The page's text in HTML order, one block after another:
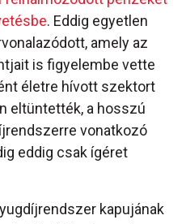
. Eddig egyetlen
amely az
is figyelembe vette
életre hívott szektort
eltüntették, a hosszú
vonatkozó
eddig csak ígéret
kapujának